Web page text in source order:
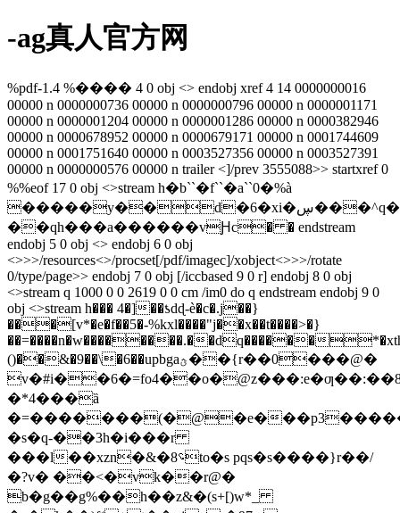
-ag真人官方网
%pdf-1.4 %���� 4 0 obj <> endobj xref 4 14 0000000016
00000 n 0000000736 00000 n 0000000796 00000 n 0000001171
00000 n 0000001204 00000 n 0000001286 00000 n 0000382946
00000 n 0000678952 00000 n 0000679171 00000 n 0001744609
00000 n 0001751640 00000 n 0003527356 00000 n 0003527391
00000 n 0000000576 00000 n trailer <]/prev 3555088>> startxref 0
%%eof 17 0 obj <>stream h�b``�f``�a``0�%à
�����y��d�6�xi�ڛ���^q�/
��qh���a������vԨc� � endstream
endobj 5 0 obj <> endobj 6 0 obj
<>>>/resources<>/procset[/pdf/imagec]/xobject<>>>/rotate
0/type/page>> endobj 7 0 obj [/iccbased 9 0 r] endobj 8 0 obj
<>stream q 1000 0 0 2619 0 0 cm /im0 do q endstream endobj 9 0
obj <>stream h��� 4�]��ƾdɖ-è�c�.j��}
���[v*�e�f��5�-%kxl����"j��x��t����>�}
��=����n�w��������.��dq������
()��&�9��\�6��upbgaؿ��{r��0���@�
�*4���ȁ
�=�������(�@�e�
�s�q-��3h�i���r
���l��xzn�&�؝8to�s pqs�s����}r��/
�?v� ��<�vk��r@�
b�g��g%��h��z&�(s+[)w*_